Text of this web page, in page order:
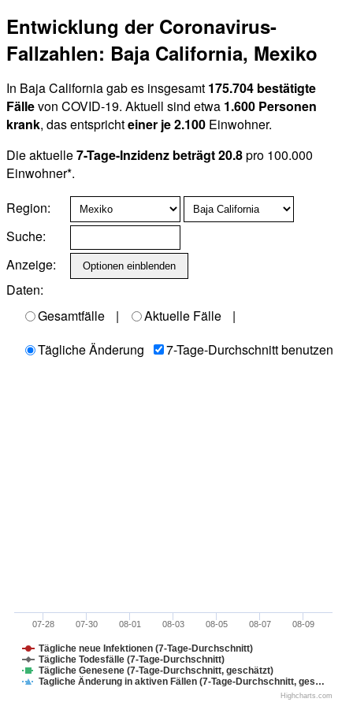
Entwicklung der Coronavirus-
Fallzahlen: Baja California, Mexiko
In Baja California gab es insgesamt 175.704 bestätigte
Fällevon COVID-19. Aktuell sind etwa 1.600 Personen
krank, das entsprichteiner je 2.100 Einwohner.
Die aktuelle7-Tage-Inzidenz beträgt 20.8pro 100.000
Einwohner*.
Region:
Suche:
Anzeige:
Daten:
Gesamtfälle
| Aktuelle Fälle
|
Tägliche Änderung
7-Tage-Durchschnitt benutzen
Tägliche neue Infektionen (7-Tage-Durchschnitt)
Tägliche Todesfälle (7-Tage-Durchschnitt)
Tägliche Genesene (7-Tage-Durchschnitt, geschätzt)
Tagliche Änderung in aktiven Fällen (7-Tage-Durchschnitt, ges…
07-28 07-30 08-01 08-03 08-05 08-07 08-09
Highcharts.com